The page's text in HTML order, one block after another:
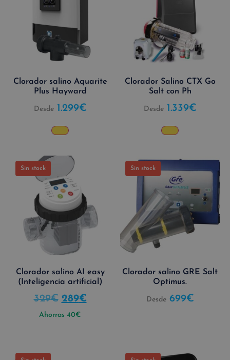
Clorador salino Aquarite
Plus Hayward
Desde 1.299€
Clorador Salino CTX Go
Salt con Ph
Desde 1.339€
Sin stock
Clorador salino AI easy
(Inteligencia artificial)
329€ 289€
Ahorras 40€
Sin stock
Clorador salino GRE Salt
Optimus.
Desde 699€